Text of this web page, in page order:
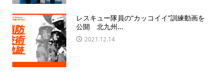
レスキュー隊員の“カッコイイ”訓練動画を
公開 北九州...
2021.12.14